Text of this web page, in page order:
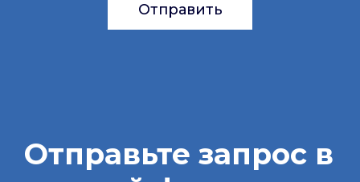
Отправить
Отправьте запрос в